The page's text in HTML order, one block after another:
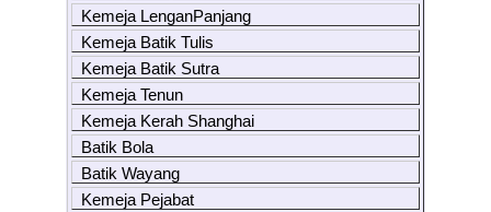
Kemeja LenganPanjang
Kemeja Batik Tulis
Kemeja Batik Sutra
Kemeja Tenun
Kemeja Kerah Shanghai
Batik Bola
Batik Wayang
Kemeja Pejabat